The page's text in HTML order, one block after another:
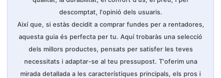
descomptat, l'opinió dels usuaris.
Així que, si estàs decidit a comprar fundes per a rentadores,
aquesta guia és perfecta per tu. Aquí trobaràs una selecció
dels millors productes, pensats per satisfer les teves
necessitats i adaptar-se al teu pressupost. T'oferim una
mirada detallada a les característiques principals, els pros i